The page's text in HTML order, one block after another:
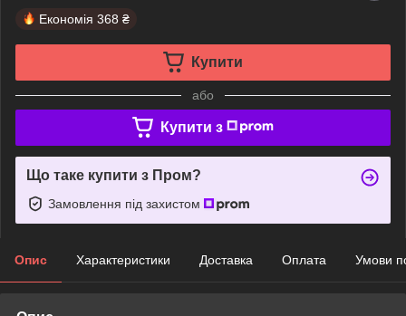
Економія 368 ₴
Купити
або
Купити з
Що таке купити з Пром?
Замовлення під захистом
Опис Характеристики Доставка Оплата Умови